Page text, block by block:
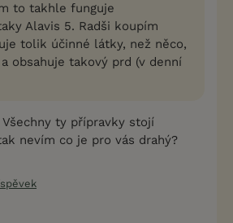
to takhle funguje
Alavis 5. Radši koupím
tolik účinné látky, než něco,
obsahuje takový prd (v denní
ty přípravky stojí
nevím co je pro vás drahý?